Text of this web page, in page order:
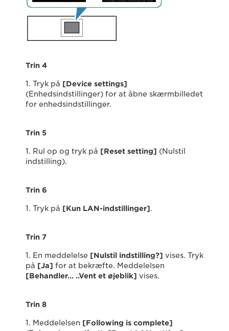
Trin 4
1. Tryk på [Device settings]
(Enhedsindstillinger) for at åbne skærmbilledet
for enhedsindstillinger.
Trin 5
1. Rul op og tryk på [Reset setting] (Nulstil
indstilling).
Trin 6
1. Tryk på [Kun LAN-indstillinger].
Trin 7
1. En meddelelse [Nulstil indstilling?] vises. Tryk
på [Ja] for at bekræfte. Meddelelsen
[Behandler… ..Vent et øjeblik] vises.
Trin 8
1. Meddelelsen [Following is complete]